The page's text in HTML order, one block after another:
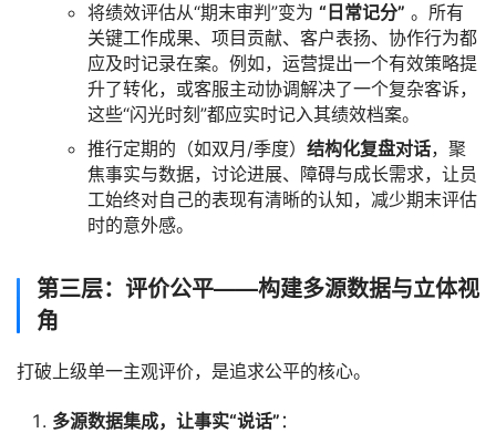
将绩效评估从“期末审判”变为 “日常记分” 。所有
关键工作成果、项目贡献、客户表扬、协作行为都
应及时记录在案。例如，运营提出一个有效策略提
升了转化，或客服主动协调解决了一个复杂客诉，
这些“闪光时刻”都应实时记入其绩效档案。
推行定期的（如双月/季度） 结构化复盘对话，聚
焦事实与数据，讨论进展、障碍与成长需求，让员
工始终对自己的表现有清晰的认知，减少期末评估
时的意外感。
第三层：评价公平——构建多源数据与立体视
角
打破上级单一主观评价，是追求公平的核心。
多源数据集成，让事实“说话” ：